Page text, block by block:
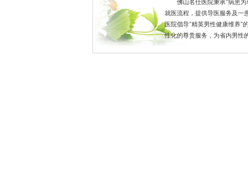
佛山名仕医院秉承"病患
就医流程，提供导医服务及一
医院倡导"精英男性健康维养"
性化的尊贵服务，为省内男性